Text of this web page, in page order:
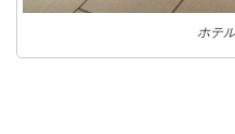
ホテ